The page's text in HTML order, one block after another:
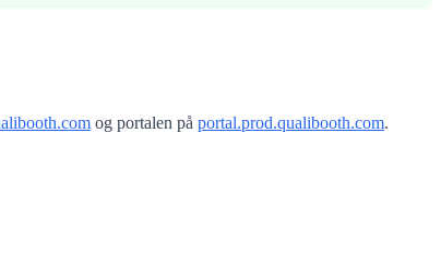
og portalen på portal.prod.qualibooth.com.